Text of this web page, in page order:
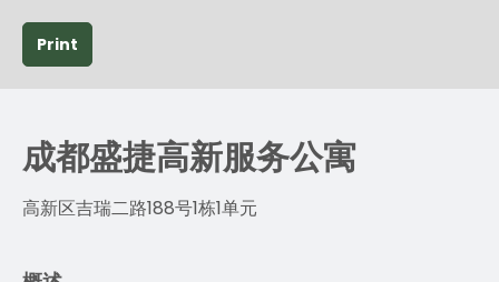
Print
成都盛捷高新服务公寓
高新区吉瑞二路188号1栋1单元